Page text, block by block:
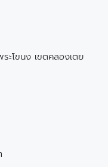
โขนง เขตคลองเตย